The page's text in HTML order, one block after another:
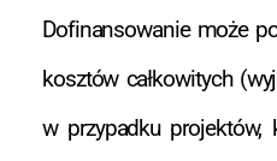
Dofinansowanie może
kosztów całkowitych
w przypadku projektów,